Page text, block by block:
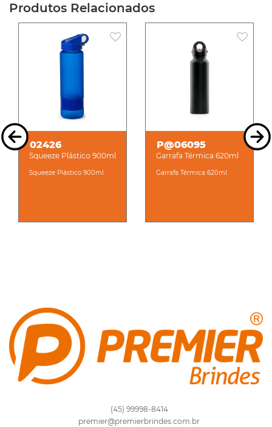
Produtos Relacionados
02426
Squeeze Plástico 900ml
Squeeze Plástico 900ml.
P@06095
Garrafa Térmica 620ml
Garrafa Térmica 620ml.
(45) 99998-8414
premier@premierbrindes.com.br